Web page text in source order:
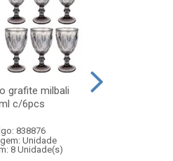
grafite milbali
c/6pcs
838876
Unidade
8 Unidade(s)